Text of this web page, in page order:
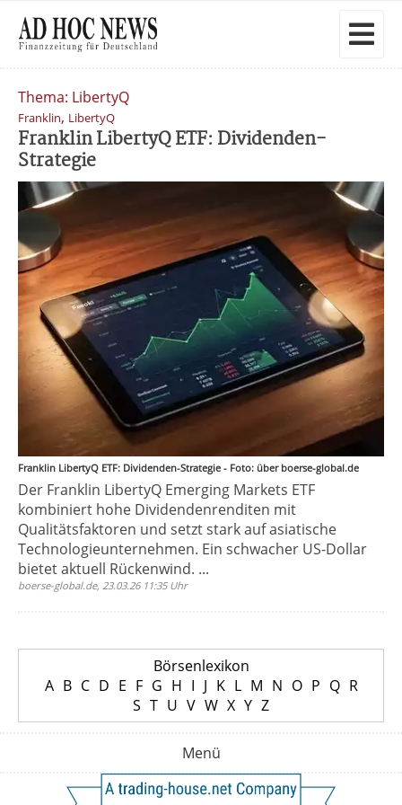
Thema: LibertyQ
Franklin, LibertyQ
Franklin LibertyQ ETF: Dividenden-
Strategie
Franklin LibertyQ ETF: Dividenden-Strategie - Foto: über boerse-global.de
Der Franklin LibertyQ Emerging Markets ETF
kombiniert hohe Dividendenrenditen mit
Qualitätsfaktoren und setzt stark auf asiatische
Technologieunternehmen. Ein schwacher US-Dollar
bietet aktuell Rückenwind. ...
boerse-global.de, 23.03.26 11:35 Uhr
Börsenlexikon
A B C D E F G H I J K L M N O P Q R
S T U V W X Y Z
Menü